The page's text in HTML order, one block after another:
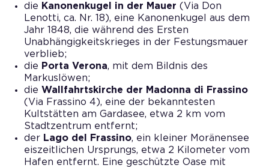
die Kanonenkugel in der Mauer (Via Don
Lenotti, ca. Nr. 18), eine Kanonenkugel aus dem
Jahr 1848, die während des Ersten
Unabhängigkeitskrieges in der Festungsmauer
verblieb;
die Porta Verona, mit dem Bildnis des
Markuslöwen;
die Wallfahrtskirche der Madonna di Frassino
(Via Frassino 4), eine der bekanntesten
Kultstätten am Gardasee, etwa 2 km vom
Stadtzentrum entfernt;
der Lago del Frassino, ein kleiner Moränensee
eiszeitlichen Ursprungs, etwa 2 Kilometer vom
Hafen entfernt. Eine geschützte Oase mit